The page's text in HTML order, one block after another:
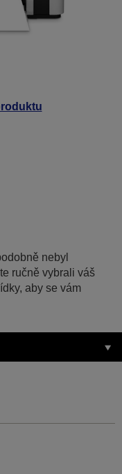
nebyl
ručně vybrali váš
aby se vám